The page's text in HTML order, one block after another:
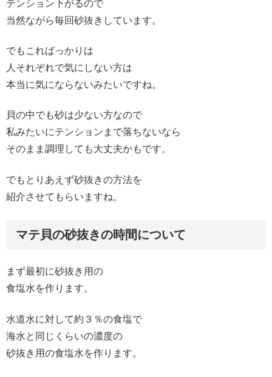
テンション下がるので
当然ながら毎回砂抜きしています。
でもこればっかりは
人それぞれで気にしない方は
本当に気にならないみたいですね。
貝の中でも砂は少ない方なので
私みたいにテンションまで落ちないなら
そのまま調理しても大丈夫かもです。
でもとりあえず砂抜きの方法を
紹介させてもらいますね。
マテ貝の砂抜きの時間について
まず最初に砂抜き用の
食塩水を作ります。
水道水に対して約３％の食塩で
海水と同じくらいの濃度の
砂抜き用の食塩水を作ります。